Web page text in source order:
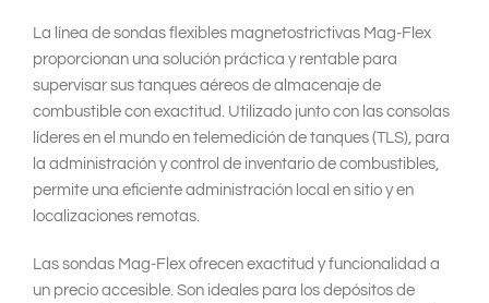
La línea de sondas flexibles magnetostrictivas Mag-Flex
proporcionan una solución práctica y rentable para
supervisar sus tanques aéreos de almacenaje de
combustible con exactitud. Utilizado junto con las consolas
líderes en el mundo en telemedición de tanques (TLS), para
la administración y control de inventario de combustibles,
permite una eficiente administración local en sitio y en
localizaciones remotas.
Las sondas Mag-Flex ofrecen exactitud y funcionalidad a
un precio accesible. Son ideales para los depósitos de